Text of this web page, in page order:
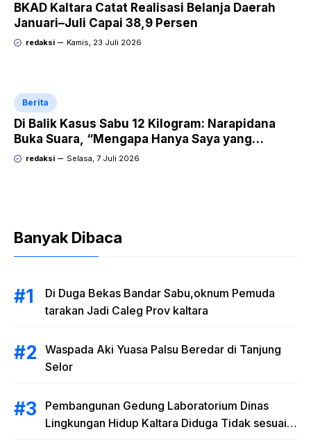
BKAD Kaltara Catat Realisasi Belanja Daerah
Januari–Juli Capai 38,9 Persen
redaksi Kamis, 23 Juli 2026
Berita
Di Balik Kasus Sabu 12 Kilogram: Narapidana
Buka Suara, “Mengapa Hanya Saya yang
Dipecat dan Dipidana?
redaksi Selasa, 7 Juli 2026
Banyak Dibaca
Di Duga Bekas Bandar Sabu,oknum Pemuda
tarakan Jadi Caleg Prov kaltara
Waspada Aki Yuasa Palsu Beredar di Tanjung
Selor
Pembangunan Gedung Laboratorium Dinas
Lingkungan Hidup Kaltara Diduga Tidak sesuai